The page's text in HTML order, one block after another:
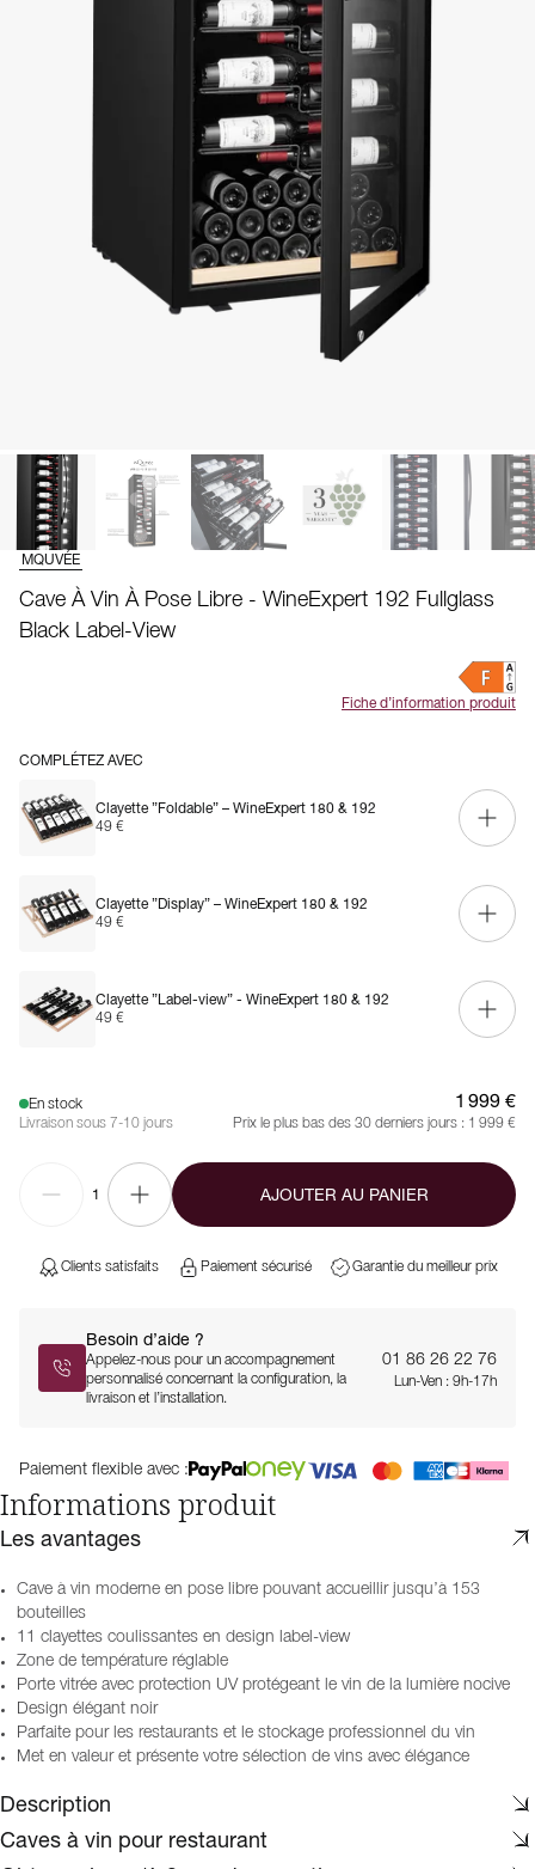
MQUVÉE
Cave À Vin À Pose Libre - WineExpert 192 Fullglass
Black Label-View
Fiche d’information produit
COMPLÉTEZ AVEC
Clayette ”Foldable” – WineExpert 180 & 192
49 €
Clayette ”Display” – WineExpert 180 & 192
49 €
Clayette ”Label-view” - WineExpert 180 & 192
49 €
En stock
Livraison sous 7-10 jours
1 999 €
Prix le plus bas des 30 derniers jours : 1 999 €
1 AJOUTER AU PANIER
Clients satisfaits Paiement sécurisé Garantie du meilleur prix
Besoin d’aide ?
Appelez-nous pour un accompagnement
personnalisé concernant la configuration, la
livraison et l’installation.
01 86 26 22 76
Lun-Ven : 9h-17h
Paiement flexible avec :
Informations produit
Les avantages
Cave à vin moderne en pose libre pouvant accueillir jusqu’à 153
bouteilles
11 clayettes coulissantes en design label-view
Zone de température réglable
Porte vitrée avec protection UV protégeant le vin de la lumière nocive
Design élégant noir
Parfaite pour les restaurants et le stockage professionnel du vin
Met en valeur et présente votre sélection de vins avec élégance
Description
Caves à vin pour restaurant